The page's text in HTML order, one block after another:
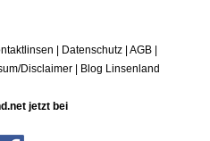
| Datenschutz| AGB|
Disclaimer | Blog Linsenland
jetzt bei